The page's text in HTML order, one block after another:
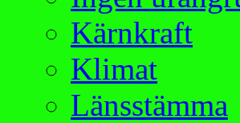
Kärnkraft
Klimat
Länsstämma